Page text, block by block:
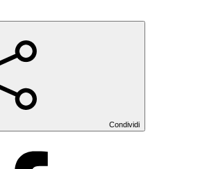
Condividi